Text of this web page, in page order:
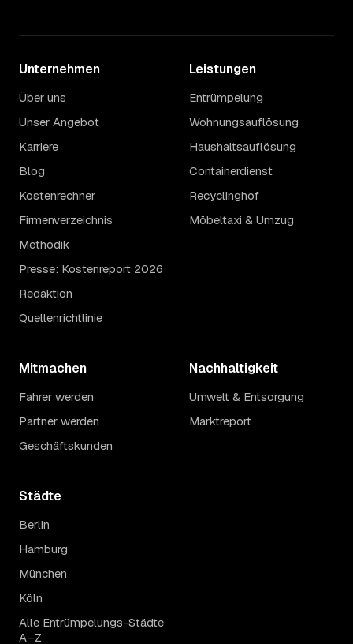
Unternehmen
Über uns
Unser Angebot
Karriere
Blog
Kostenrechner
Firmenverzeichnis
Methodik
Presse: Kostenreport 2026
Redaktion
Quellenrichtlinie
Leistungen
Entrümpelung
Wohnungsauflösung
Haushaltsauflösung
Containerdienst
Recyclinghof
Möbeltaxi & Umzug
Mitmachen
Fahrer werden
Partner werden
Geschäftskunden
Nachhaltigkeit
Umwelt & Entsorgung
Marktreport
Städte
Berlin
Hamburg
München
Köln
Alle Entrümpelungs-Städte
A–Z